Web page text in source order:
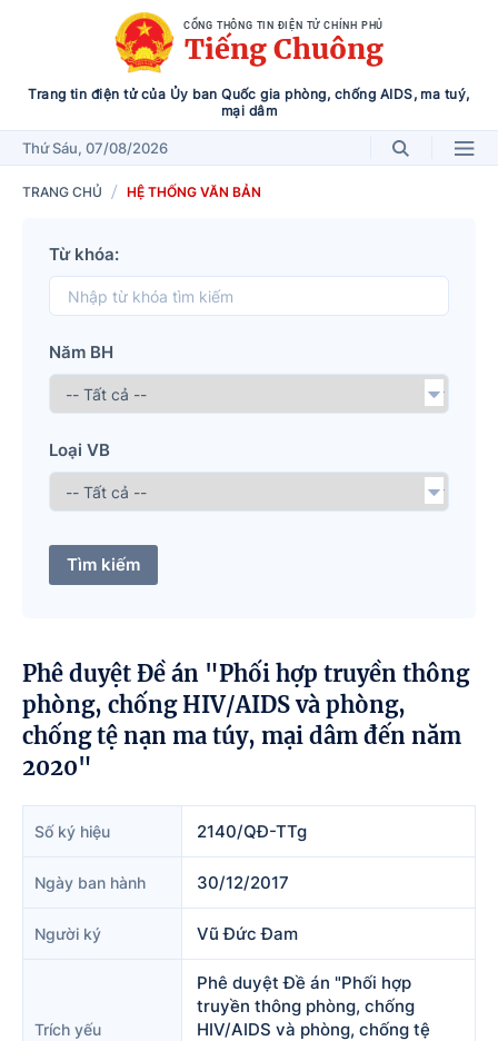
CỔNG THÔNG TIN ĐIỆN TỬ CHÍNH PHỦ
Tiếng Chuông
Trang tin điện tử của Ủy ban Quốc gia phòng, chống AIDS, ma tuý,
mại dâm
Thứ Sáu, 07/08/2026
TRANG CHỦ HỆ THỐNG VĂN BẢN
Từ khóa:
Năm BH
Loại VB
Tìm kiếm
Phê duyệt Đề án "Phối hợp truyền thông
phòng, chống HIV/AIDS và phòng,
chống tệ nạn ma túy, mại dâm đến năm
2020"
Số ký hiệu 2140/QĐ-TTg
Ngày ban hành 30/12/2017
Người ký Vũ Đức Đam
Trích yếu
Phê duyệt Đề án "Phối hợp
truyền thông phòng, chống
HIV/AIDS và phòng, chống tệ